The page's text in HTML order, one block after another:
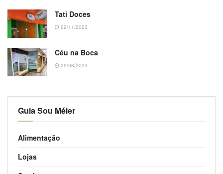
Tati Doces
22/11/2023
Céu na Boca
29/08/2023
Guia Sou Méier
Alimentação
Lojas